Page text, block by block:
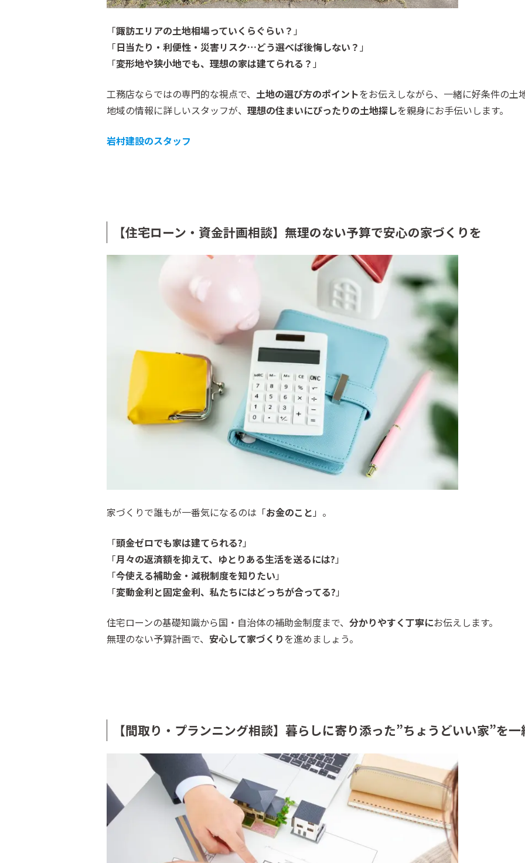
「諏訪エリアの土地相場っていくらぐらい？ 」
「日当たり・利便性・災害リスク…どう選べば後悔しない？ 」
「変形地や狭小地でも、理想の家は建てられる？ 」
工務店ならではの専門的な視点で、 土地の選び方のポイントをお伝えしながら、一緒に好条件の土
地域の情報に詳しいスタッフが、 理想の住まいにぴったりの土地探しを親身にお手伝いします。
岩村建設のスタッフ
【住宅ローン・資金計画相談】無理のない予算で安心の家づくりを
家づくりで誰もが一番気になるのは「お金のこと 」。
「頭金ゼロでも家は建てられる? 」
「月々の返済額を抑えて、ゆとりある生活を送るには? 」
「今使える補助金・減税制度を知りたい 」
「変動金利と固定金利、私たちにはどっちが合ってる? 」
住宅ローンの基礎知識から国・自治体の補助金制度まで、 分かりやすく丁寧にお伝えします。
無理のない予算計画で、 安心して家づくり を進めましょう。
【間取り・プランニング相談】暮らしに寄り添った”ちょうどいい家”を